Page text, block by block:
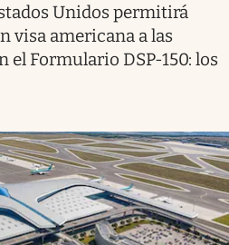
Unidos permitirá
visa americana a las
el Formulario DSP-150: los